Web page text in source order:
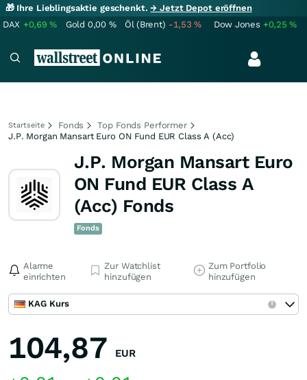
🎁 Ihre Lieblingsaktie geschenkt.→ Jetzt Depot eröffnen
DAX +0,69% Gold 0,00 % Öl (Brent) -1,53% Dow Jones +0,25%
Startseite Fonds
Top Fonds Performer
J.P. Morgan Mansart Euro ON Fund EUR Class A (Acc)
J.P. Morgan Mansart Euro
ON Fund EUR Class A
(Acc) Fonds
Fonds
Alarme
einrichten
Zur Watchlist
hinzufügen
Zum Portfolio
hinzufügen
KAG Kurs
104,87 EUR